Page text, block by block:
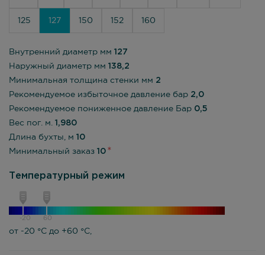
125 127 150 152 160
Внутренний диаметр мм 127
Наружный диаметр мм 138,2
Минимальная толщина стенки мм 2
Рекомендуемое избыточное давление бар 2,0
Рекомендуемое пониженное давление Бар 0,5
Вес пог. м. 1,980
Длина бухты, м 10
Минимальный заказ 10
Температурный режим
-20 60
от -20 °С до +60 °С,